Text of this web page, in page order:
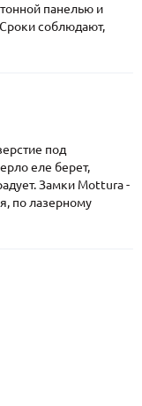
панелью и
соблюдают,
под
еле берет,
Замки Mottura -
по лазерному